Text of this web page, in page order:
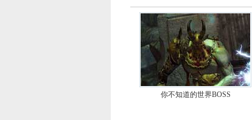
你不知道的世界BOSS